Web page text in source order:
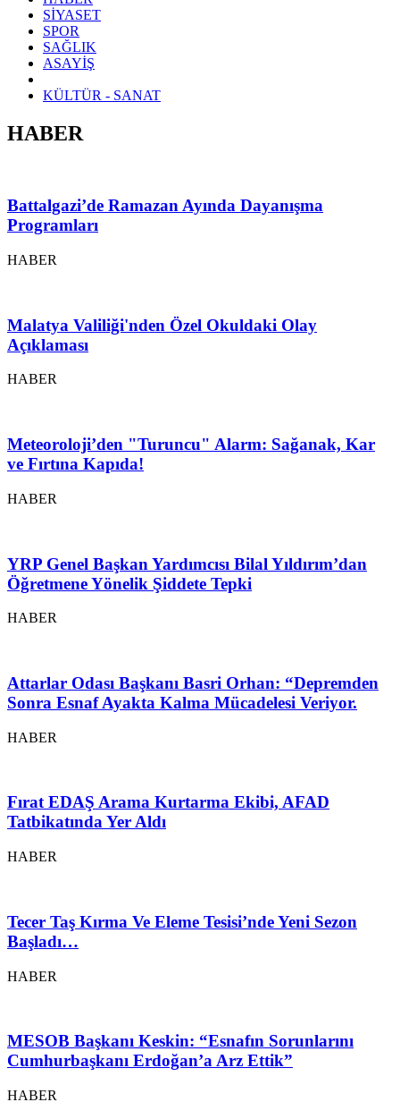
SİYASET
SPOR
SAĞLIK
ASAYİŞ
KÜLTÜR - SANAT
HABER
Battalgazi’de Ramazan Ayında Dayanışma
Programları
HABER
Malatya Valiliği'nden Özel Okuldaki Olay
Açıklaması
HABER
Meteoroloji’den "Turuncu" Alarm: Sağanak, Kar
ve Fırtına Kapıda!
HABER
YRP Genel Başkan Yardımcısı Bilal Yıldırım’dan
Öğretmene Yönelik Şiddete Tepki
HABER
Attarlar Odası Başkanı Basri Orhan: “Depremden
Sonra Esnaf Ayakta Kalma Mücadelesi Veriyor.
HABER
Fırat EDAŞ Arama Kurtarma Ekibi, AFAD
Tatbikatında Yer Aldı
HABER
Tecer Taş Kırma Ve Eleme Tesisi’nde Yeni Sezon
Başladı…
HABER
MESOB Başkanı Keskin: “Esnafın Sorunlarını
Cumhurbaşkanı Erdoğan’a Arz Ettik”
HABER